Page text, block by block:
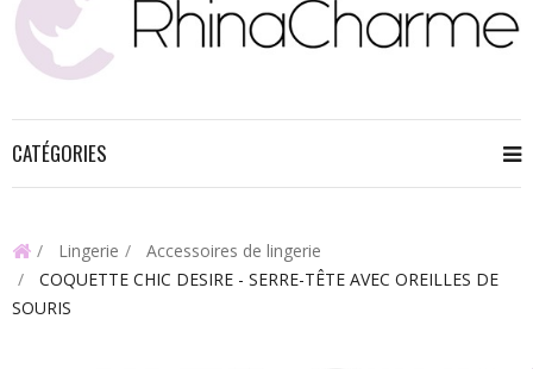
CATÉGORIES
Lingerie
Accessoires de lingerie
COQUETTE CHIC DESIRE - SERRE-TÊTE AVEC OREILLES DE
SOURIS